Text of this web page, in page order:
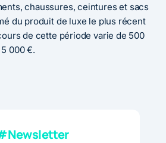
chaussures, ceintures et sacs
du produit de luxe le plus récent
de cette période varie de 500
000 €.